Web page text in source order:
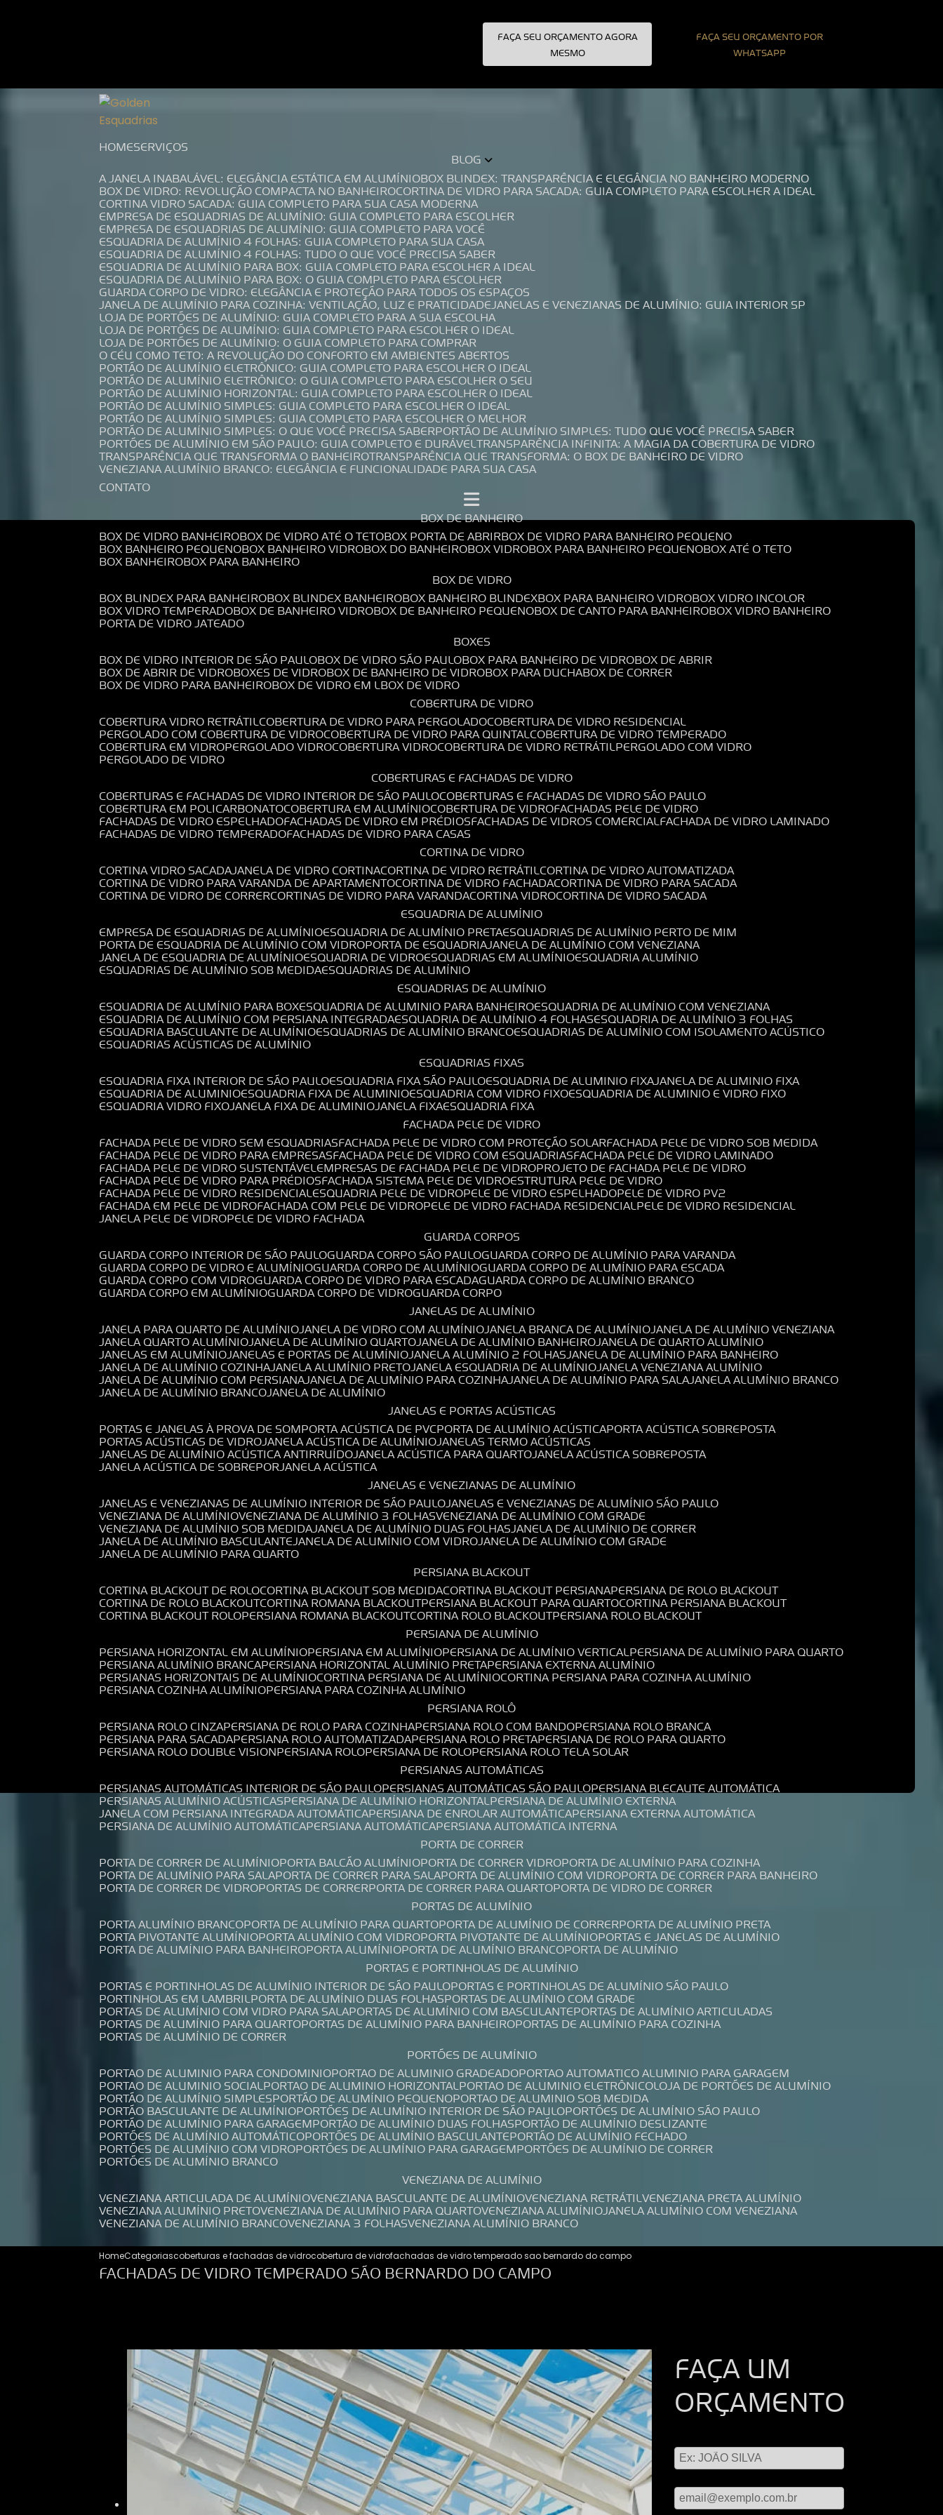
FAÇA SEU ORÇAMENTO AGORA
MESMO
FAÇA SEU ORÇAMENTO POR
WHATSAPP
HOME SERVIÇOS
BLOG
A JANELA INABALÁVEL: ELEGÂNCIA ESTÁTICA EM ALUMÍNIO BOX BLINDEX: TRANSPARÊNCIA E ELEGÂNCIA NO BANHEIRO MODERNO
BOX DE VIDRO: REVOLUÇÃO COMPACTA NO BANHEIRO CORTINA DE VIDRO PARA SACADA: GUIA COMPLETO PARA ESCOLHER A IDEAL
CORTINA VIDRO SACADA: GUIA COMPLETO PARA SUA CASA MODERNA
EMPRESA DE ESQUADRIAS DE ALUMÍNIO: GUIA COMPLETO PARA ESCOLHER
EMPRESA DE ESQUADRIAS DE ALUMÍNIO: GUIA COMPLETO PARA VOCÊ
ESQUADRIA DE ALUMÍNIO 4 FOLHAS: GUIA COMPLETO PARA SUA CASA
ESQUADRIA DE ALUMÍNIO 4 FOLHAS: TUDO O QUE VOCÊ PRECISA SABER
ESQUADRIA DE ALUMÍNIO PARA BOX: GUIA COMPLETO PARA ESCOLHER A IDEAL
ESQUADRIA DE ALUMÍNIO PARA BOX: O GUIA COMPLETO PARA ESCOLHER
GUARDA CORPO DE VIDRO: ELEGÂNCIA E PROTEÇÃO PARA TODOS OS ESPAÇOS
JANELA DE ALUMÍNIO PARA COZINHA: VENTILAÇÃO, LUZ E PRATICIDADE JANELAS E VENEZIANAS DE ALUMÍNIO: GUIA INTERIOR SP
LOJA DE PORTÕES DE ALUMÍNIO: GUIA COMPLETO PARA A SUA ESCOLHA
LOJA DE PORTÕES DE ALUMÍNIO: GUIA COMPLETO PARA ESCOLHER O IDEAL
LOJA DE PORTÕES DE ALUMÍNIO: O GUIA COMPLETO PARA COMPRAR
O CÉU COMO TETO: A REVOLUÇÃO DO CONFORTO EM AMBIENTES ABERTOS
PORTÃO DE ALUMÍNIO ELETRÔNICO: GUIA COMPLETO PARA ESCOLHER O IDEAL
PORTÃO DE ALUMÍNIO ELETRÔNICO: O GUIA COMPLETO PARA ESCOLHER O SEU
PORTÃO DE ALUMÍNIO HORIZONTAL: GUIA COMPLETO PARA ESCOLHER O IDEAL
PORTÃO DE ALUMÍNIO SIMPLES: GUIA COMPLETO PARA ESCOLHER O IDEAL
PORTÃO DE ALUMÍNIO SIMPLES: GUIA COMPLETO PARA ESCOLHER O MELHOR
PORTÃO DE ALUMÍNIO SIMPLES: O QUE VOCÊ PRECISA SABER PORTÃO DE ALUMÍNIO SIMPLES: TUDO QUE VOCÊ PRECISA SABER
PORTÕES DE ALUMÍNIO EM SÃO PAULO: GUIA COMPLETO E DURÁVEL TRANSPARÊNCIA INFINITA: A MAGIA DA COBERTURA DE VIDRO
TRANSPARÊNCIA QUE TRANSFORMA O BANHEIRO TRANSPARÊNCIA QUE TRANSFORMA: O BOX DE BANHEIRO DE VIDRO
VENEZIANA ALUMÍNIO BRANCO: ELEGÂNCIA E FUNCIONALIDADE PARA SUA CASA
CONTATO
BOX DE BANHEIRO
BOX DE VIDRO BANHEIRO BOX DE VIDRO ATÉ O TETO BOX PORTA DE ABRIR BOX DE VIDRO PARA BANHEIRO PEQUENO
BOX BANHEIRO PEQUENO BOX BANHEIRO VIDRO BOX DO BANHEIRO BOX VIDRO BOX PARA BANHEIRO PEQUENO BOX ATÉ O TETO
BOX BANHEIRO BOX PARA BANHEIRO
BOX DE VIDRO
BOX BLINDEX PARA BANHEIRO BOX BLINDEX BANHEIRO BOX BANHEIRO BLINDEX BOX PARA BANHEIRO VIDRO BOX VIDRO INCOLOR
BOX VIDRO TEMPERADO BOX DE BANHEIRO VIDRO BOX DE BANHEIRO PEQUENO BOX DE CANTO PARA BANHEIRO BOX VIDRO BANHEIRO
PORTA DE VIDRO JATEADO
BOXES
BOX DE VIDRO INTERIOR DE SÃO PAULO BOX DE VIDRO SÃO PAULO BOX PARA BANHEIRO DE VIDRO BOX DE ABRIR
BOX DE ABRIR DE VIDRO BOXES DE VIDRO BOX DE BANHEIRO DE VIDRO BOX PARA DUCHA BOX DE CORRER
BOX DE VIDRO PARA BANHEIRO BOX DE VIDRO EM L BOX DE VIDRO
COBERTURA DE VIDRO
COBERTURA VIDRO RETRÁTIL COBERTURA DE VIDRO PARA PERGOLADO COBERTURA DE VIDRO RESIDENCIAL
PERGOLADO COM COBERTURA DE VIDRO COBERTURA DE VIDRO PARA QUINTAL COBERTURA DE VIDRO TEMPERADO
COBERTURA EM VIDRO PERGOLADO VIDRO COBERTURA VIDRO COBERTURA DE VIDRO RETRÁTIL PERGOLADO COM VIDRO
PERGOLADO DE VIDRO
COBERTURAS E FACHADAS DE VIDRO
COBERTURAS E FACHADAS DE VIDRO INTERIOR DE SÃO PAULO COBERTURAS E FACHADAS DE VIDRO SÃO PAULO
COBERTURA EM POLICARBONATO COBERTURA EM ALUMÍNIO COBERTURA DE VIDRO FACHADAS PELE DE VIDRO
FACHADAS DE VIDRO ESPELHADO FACHADAS DE VIDRO EM PRÉDIOS FACHADAS DE VIDROS COMERCIAL FACHADA DE VIDRO LAMINADO
FACHADAS DE VIDRO TEMPERADO FACHADAS DE VIDRO PARA CASAS
CORTINA DE VIDRO
CORTINA VIDRO SACADA JANELA DE VIDRO CORTINA CORTINA DE VIDRO RETRÁTIL CORTINA DE VIDRO AUTOMATIZADA
CORTINA DE VIDRO PARA VARANDA DE APARTAMENTO CORTINA DE VIDRO FACHADA CORTINA DE VIDRO PARA SACADA
CORTINA DE VIDRO DE CORRER CORTINAS DE VIDRO PARA VARANDA CORTINA VIDRO CORTINA DE VIDRO SACADA
ESQUADRIA DE ALUMÍNIO
EMPRESA DE ESQUADRIAS DE ALUMÍNIO ESQUADRIA DE ALUMÍNIO PRETA ESQUADRIAS DE ALUMÍNIO PERTO DE MIM
PORTA DE ESQUADRIA DE ALUMÍNIO COM VIDRO PORTA DE ESQUADRIA JANELA DE ALUMÍNIO COM VENEZIANA
JANELA DE ESQUADRIA DE ALUMÍNIO ESQUADRIA DE VIDRO ESQUADRIAS EM ALUMÍNIO ESQUADRIA ALUMÍNIO
ESQUADRIAS DE ALUMÍNIO SOB MEDIDA ESQUADRIAS DE ALUMÍNIO
ESQUADRIAS DE ALUMÍNIO
ESQUADRIA DE ALUMÍNIO PARA BOX ESQUADRIA DE ALUMINIO PARA BANHEIRO ESQUADRIA DE ALUMÍNIO COM VENEZIANA
ESQUADRIA DE ALUMÍNIO COM PERSIANA INTEGRADA ESQUADRIA DE ALUMÍNIO 4 FOLHAS ESQUADRIA DE ALUMÍNIO 3 FOLHAS
ESQUADRIA BASCULANTE DE ALUMÍNIO ESQUADRIAS DE ALUMÍNIO BRANCO ESQUADRIAS DE ALUMÍNIO COM ISOLAMENTO ACÚSTICO
ESQUADRIAS ACÚSTICAS DE ALUMÍNIO
ESQUADRIAS FIXAS
ESQUADRIA FIXA INTERIOR DE SÃO PAULO ESQUADRIA FIXA SÃO PAULO ESQUADRIA DE ALUMINIO FIXA JANELA DE ALUMINIO FIXA
ESQUADRIA DE ALUMINIO ESQUADRIA FIXA DE ALUMINIO ESQUADRIA COM VIDRO FIXO ESQUADRIA DE ALUMINIO E VIDRO FIXO
ESQUADRIA VIDRO FIXO JANELA FIXA DE ALUMINIO JANELA FIXA ESQUADRIA FIXA
FACHADA PELE DE VIDRO
FACHADA PELE DE VIDRO SEM ESQUADRIAS FACHADA PELE DE VIDRO COM PROTEÇÃO SOLAR FACHADA PELE DE VIDRO SOB MEDIDA
FACHADA PELE DE VIDRO PARA EMPRESAS FACHADA PELE DE VIDRO COM ESQUADRIAS FACHADA PELE DE VIDRO LAMINADO
FACHADA PELE DE VIDRO SUSTENTÁVEL EMPRESAS DE FACHADA PELE DE VIDRO PROJETO DE FACHADA PELE DE VIDRO
FACHADA PELE DE VIDRO PARA PRÉDIOS FACHADA SISTEMA PELE DE VIDRO ESTRUTURA PELE DE VIDRO
FACHADA PELE DE VIDRO RESIDENCIAL ESQUADRIA PELE DE VIDRO PELE DE VIDRO ESPELHADO PELE DE VIDRO PV2
FACHADA EM PELE DE VIDRO FACHADA COM PELE DE VIDRO PELE DE VIDRO FACHADA RESIDENCIAL PELE DE VIDRO RESIDENCIAL
JANELA PELE DE VIDRO PELE DE VIDRO FACHADA
GUARDA CORPOS
GUARDA CORPO INTERIOR DE SÃO PAULO GUARDA CORPO SÃO PAULO GUARDA CORPO DE ALUMÍNIO PARA VARANDA
GUARDA CORPO DE VIDRO E ALUMÍNIO GUARDA CORPO DE ALUMÍNIO GUARDA CORPO DE ALUMÍNIO PARA ESCADA
GUARDA CORPO COM VIDRO GUARDA CORPO DE VIDRO PARA ESCADA GUARDA CORPO DE ALUMÍNIO BRANCO
GUARDA CORPO EM ALUMÍNIO GUARDA CORPO DE VIDRO GUARDA CORPO
JANELAS DE ALUMÍNIO
JANELA PARA QUARTO DE ALUMÍNIO JANELA DE VIDRO COM ALUMÍNIO JANELA BRANCA DE ALUMÍNIO JANELA DE ALUMÍNIO VENEZIANA
JANELA QUARTO ALUMÍNIO JANELA DE ALUMÍNIO QUARTO JANELA DE ALUMÍNIO BANHEIRO JANELA DE QUARTO ALUMÍNIO
JANELAS EM ALUMÍNIO JANELAS E PORTAS DE ALUMÍNIO JANELA ALUMÍNIO 2 FOLHAS JANELA DE ALUMÍNIO PARA BANHEIRO
JANELA DE ALUMÍNIO COZINHA JANELA ALUMÍNIO PRETO JANELA ESQUADRIA DE ALUMÍNIO JANELA VENEZIANA ALUMÍNIO
JANELA DE ALUMÍNIO COM PERSIANA JANELA DE ALUMÍNIO PARA COZINHA JANELA DE ALUMÍNIO PARA SALA JANELA ALUMÍNIO BRANCO
JANELA DE ALUMÍNIO BRANCO JANELA DE ALUMÍNIO
JANELAS E PORTAS ACÚSTICAS
PORTAS E JANELAS À PROVA DE SOM PORTA ACÚSTICA DE PVC PORTA DE ALUMÍNIO ACÚSTICA PORTA ACÚSTICA SOBREPOSTA
PORTAS ACÚSTICAS DE VIDRO JANELA ACÚSTICA DE ALUMÍNIO JANELAS TERMO ACÚSTICAS
JANELAS DE ALUMÍNIO ACÚSTICA ANTIRRUÍDO JANELA ACÚSTICA PARA QUARTO JANELA ACÚSTICA SOBREPOSTA
JANELA ACÚSTICA DE SOBREPOR JANELA ACÚSTICA
JANELAS E VENEZIANAS DE ALUMÍNIO
JANELAS E VENEZIANAS DE ALUMÍNIO INTERIOR DE SÃO PAULO JANELAS E VENEZIANAS DE ALUMÍNIO SÃO PAULO
VENEZIANA DE ALUMÍNIO VENEZIANA DE ALUMÍNIO 3 FOLHAS VENEZIANA DE ALUMÍNIO COM GRADE
VENEZIANA DE ALUMÍNIO SOB MEDIDA JANELA DE ALUMÍNIO DUAS FOLHAS JANELA DE ALUMÍNIO DE CORRER
JANELA DE ALUMÍNIO BASCULANTE JANELA DE ALUMÍNIO COM VIDRO JANELA DE ALUMÍNIO COM GRADE
JANELA DE ALUMÍNIO PARA QUARTO
PERSIANA BLACKOUT
CORTINA BLACKOUT DE ROLO CORTINA BLACKOUT SOB MEDIDA CORTINA BLACKOUT PERSIANA PERSIANA DE ROLO BLACKOUT
CORTINA DE ROLO BLACKOUT CORTINA ROMANA BLACKOUT PERSIANA BLACKOUT PARA QUARTO CORTINA PERSIANA BLACKOUT
CORTINA BLACKOUT ROLO PERSIANA ROMANA BLACKOUT CORTINA ROLO BLACKOUT PERSIANA ROLO BLACKOUT
PERSIANA DE ALUMÍNIO
PERSIANA HORIZONTAL EM ALUMÍNIO PERSIANA EM ALUMÍNIO PERSIANA DE ALUMÍNIO VERTICAL PERSIANA DE ALUMÍNIO PARA QUARTO
PERSIANA ALUMÍNIO BRANCA PERSIANA HORIZONTAL ALUMÍNIO PRETA PERSIANA EXTERNA ALUMÍNIO
PERSIANAS HORIZONTAIS DE ALUMÍNIO CORTINA PERSIANA DE ALUMÍNIO CORTINA PERSIANA PARA COZINHA ALUMÍNIO
PERSIANA COZINHA ALUMÍNIO PERSIANA PARA COZINHA ALUMÍNIO
PERSIANA ROLÔ
PERSIANA ROLO CINZA PERSIANA DE ROLO PARA COZINHA PERSIANA ROLO COM BANDO PERSIANA ROLO BRANCA
PERSIANA PARA SACADA PERSIANA ROLO AUTOMATIZADA PERSIANA ROLO PRETA PERSIANA DE ROLO PARA QUARTO
PERSIANA ROLO DOUBLE VISION PERSIANA ROLO PERSIANA DE ROLO PERSIANA ROLO TELA SOLAR
PERSIANAS AUTOMÁTICAS
PERSIANAS AUTOMÁTICAS INTERIOR DE SÃO PAULO PERSIANAS AUTOMÁTICAS SÃO PAULO PERSIANA BLECAUTE AUTOMÁTICA
PERSIANAS ALUMÍNIO ACÚSTICAS PERSIANA DE ALUMÍNIO HORIZONTAL PERSIANA DE ALUMÍNIO EXTERNA
JANELA COM PERSIANA INTEGRADA AUTOMÁTICA PERSIANA DE ENROLAR AUTOMÁTICA PERSIANA EXTERNA AUTOMÁTICA
PERSIANA DE ALUMÍNIO AUTOMÁTICA PERSIANA AUTOMÁTICA PERSIANA AUTOMÁTICA INTERNA
PORTA DE CORRER
PORTA DE CORRER DE ALUMÍNIO PORTA BALCÃO ALUMÍNIO PORTA DE CORRER VIDRO PORTA DE ALUMÍNIO PARA COZINHA
PORTA DE ALUMÍNIO PARA SALA PORTA DE CORRER PARA SALA PORTA DE ALUMÍNIO COM VIDRO PORTA DE CORRER PARA BANHEIRO
PORTA DE CORRER DE VIDRO PORTAS DE CORRER PORTA DE CORRER PARA QUARTO PORTA DE VIDRO DE CORRER
PORTAS DE ALUMÍNIO
PORTA ALUMÍNIO BRANCO PORTA DE ALUMÍNIO PARA QUARTO PORTA DE ALUMÍNIO DE CORRER PORTA DE ALUMÍNIO PRETA
PORTA PIVOTANTE ALUMÍNIO PORTA ALUMÍNIO COM VIDRO PORTA PIVOTANTE DE ALUMÍNIO PORTAS E JANELAS DE ALUMÍNIO
PORTA DE ALUMÍNIO PARA BANHEIRO PORTA ALUMÍNIO PORTA DE ALUMÍNIO BRANCO PORTA DE ALUMÍNIO
PORTAS E PORTINHOLAS DE ALUMÍNIO
PORTAS E PORTINHOLAS DE ALUMÍNIO INTERIOR DE SÃO PAULO PORTAS E PORTINHOLAS DE ALUMÍNIO SÃO PAULO
PORTINHOLAS EM LAMBRIL PORTA DE ALUMÍNIO DUAS FOLHAS PORTAS DE ALUMÍNIO COM GRADE
PORTAS DE ALUMÍNIO COM VIDRO PARA SALA PORTAS DE ALUMÍNIO COM BASCULANTE PORTAS DE ALUMÍNIO ARTICULADAS
PORTAS DE ALUMÍNIO PARA QUARTO PORTAS DE ALUMÍNIO PARA BANHEIRO PORTAS DE ALUMÍNIO PARA COZINHA
PORTAS DE ALUMÍNIO DE CORRER
PORTÕES DE ALUMÍNIO
PORTAO DE ALUMINIO PARA CONDOMINIO PORTAO DE ALUMINIO GRADEADO PORTAO AUTOMATICO ALUMINIO PARA GARAGEM
PORTAO DE ALUMINIO SOCIAL PORTAO DE ALUMINIO HORIZONTAL PORTAO DE ALUMINIO ELETRÔNICO LOJA DE PORTÕES DE ALUMÍNIO
PORTÃO DE ALUMÍNIO SIMPLES PORTÃO DE ALUMÍNIO PEQUENO PORTAO DE ALUMINIO SOB MEDIDA
PORTÃO BASCULANTE DE ALUMÍNIO PORTÕES DE ALUMÍNIO INTERIOR DE SÃO PAULO PORTÕES DE ALUMÍNIO SÃO PAULO
PORTÃO DE ALUMÍNIO PARA GARAGEM PORTÃO DE ALUMÍNIO DUAS FOLHAS PORTÃO DE ALUMÍNIO DESLIZANTE
PORTÕES DE ALUMÍNIO AUTOMÁTICO PORTÕES DE ALUMÍNIO BASCULANTE PORTÃO DE ALUMÍNIO FECHADO
PORTÕES DE ALUMÍNIO COM VIDRO PORTÕES DE ALUMÍNIO PARA GARAGEM PORTÕES DE ALUMÍNIO DE CORRER
PORTÕES DE ALUMÍNIO BRANCO
VENEZIANA DE ALUMÍNIO
VENEZIANA ARTICULADA DE ALUMÍNIO VENEZIANA BASCULANTE DE ALUMÍNIO VENEZIANA RETRÁTIL VENEZIANA PRETA ALUMÍNIO
VENEZIANA ALUMÍNIO PRETO VENEZIANA DE ALUMÍNIO PARA QUARTO VENEZIANA ALUMÍNIO JANELA ALUMÍNIO COM VENEZIANA
VENEZIANA DE ALUMÍNIO BRANCO VENEZIANA 3 FOLHAS VENEZIANA ALUMÍNIO BRANCO
HomeCategoriascoberturas e fachadas de vidrocobertura de vidrofachadas de vidro temperado sao bernardo do campo
FACHADAS DE VIDRO TEMPERADO SÃO BERNARDO DO CAMPO
FAÇA UM
ORÇAMENTO